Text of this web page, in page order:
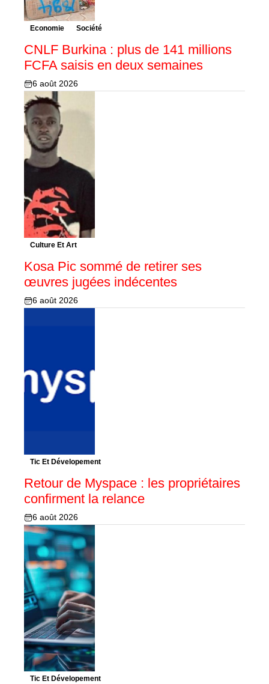
Economie Société
CNLF Burkina : plus de 141 millions
FCFA saisis en deux semaines
6 août 2026
Culture Et Art
Kosa Pic sommé de retirer ses
œuvres jugées indécentes
6 août 2026
Tic Et Dévelopement
Retour de Myspace : les propriétaires
confirment la relance
6 août 2026
Tic Et Dévelopement